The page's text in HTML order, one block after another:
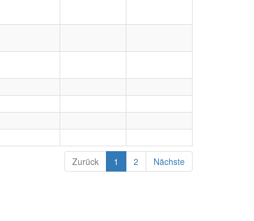
Zurück 1 2 Nächste